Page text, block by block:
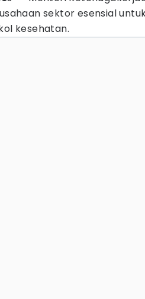
sektor esensial
kesehatan.